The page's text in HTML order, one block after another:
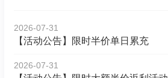
2026-07-31
【活动公告】限时半价单日累充
2026-07-31